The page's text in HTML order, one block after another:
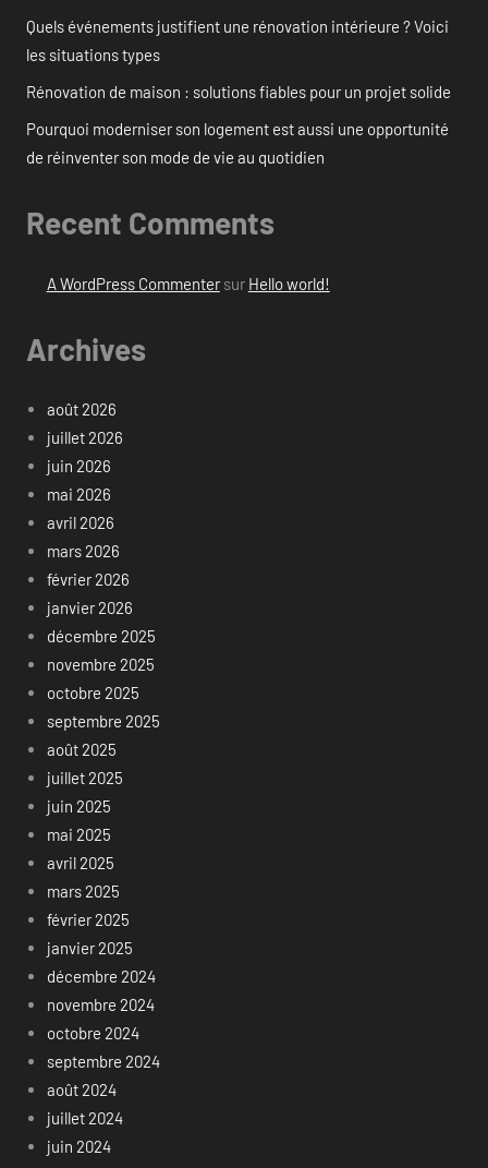
Quels événements justifient une rénovation intérieure ? Voici
les situations types
Rénovation de maison : solutions fiables pour un projet solide
Pourquoi moderniser son logement est aussi une opportunité
de réinventer son mode de vie au quotidien
Recent Comments
A WordPress Commentersur Hello world!
Archives
août 2026
juillet 2026
juin 2026
mai 2026
avril 2026
mars 2026
février 2026
janvier 2026
décembre 2025
novembre 2025
octobre 2025
septembre 2025
août 2025
juillet 2025
juin 2025
mai 2025
avril 2025
mars 2025
février 2025
janvier 2025
décembre 2024
novembre 2024
octobre 2024
septembre 2024
août 2024
juillet 2024
juin 2024